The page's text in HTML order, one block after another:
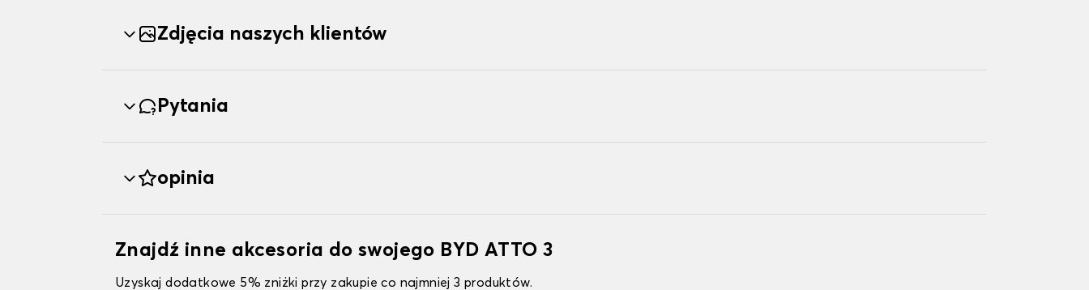
Zdjęcia naszych klientów
Pytania
opinia
Znajdź inne akcesoria do swojego BYD ATTO 3
Uzyskaj dodatkowe 5% zniżki przy zakupie co najmniej 3 produktów.